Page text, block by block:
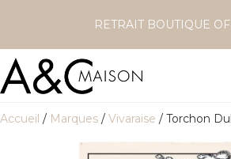
RETRAIT BOUTIQUE
Accueil / Marques / Vivaraise / Torchon